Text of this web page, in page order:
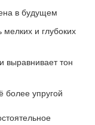
в будущем
и глубоких
выравнивает тон
более упругой